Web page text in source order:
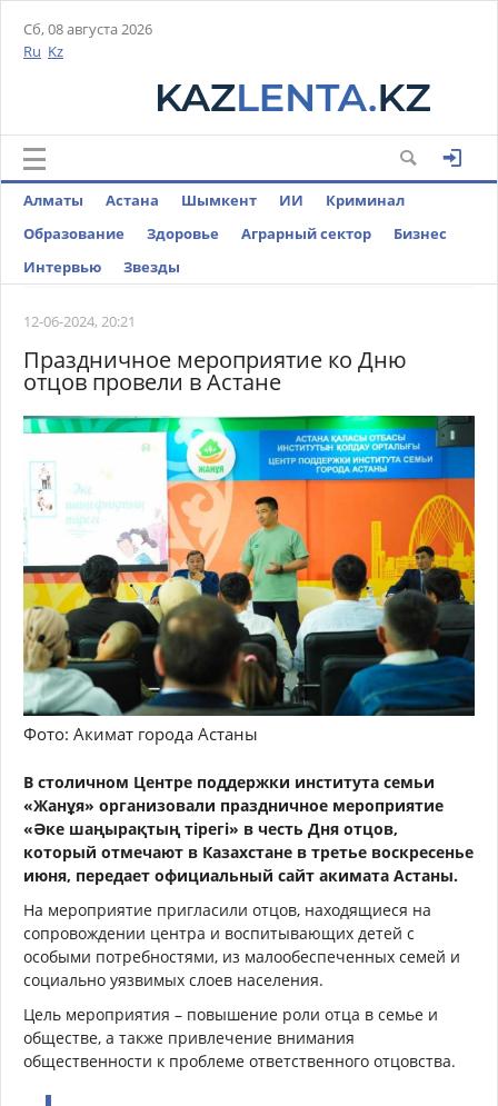
Сб, 08 августа 2026
Ru Kz
Алматы Астана Шымкент ИИ
Криминал
Образование
Здоровье Аграрный сектор
Бизнес
Интервью
Звезды
12-06-2024, 20:21
Праздничное мероприятие ко Дню
отцов провели в Астане
Фото: Акимат города Астаны
В столичном Центре поддержки института семьи
«Жанұя» организовали праздничное мероприятие
«Әке шаңырақтың тірегі» в честь Дня отцов,
который отмечают в Казахстане в третье воскресенье
июня, передает официальный сайт акимата Астаны.
На мероприятие пригласили отцов, находящиеся на
сопровождении центра и воспитывающих детей с
особыми потребностями, из малообеспеченных семей и
социально уязвимых слоев населения.
Цель мероприятия – повышение роли отца в семье и
обществе, а также привлечение внимания
общественности к проблеме ответственного отцовства.